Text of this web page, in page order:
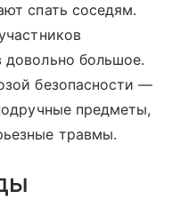
спать соседям.
довольно большое.
безопасности —
предметы,
травмы.